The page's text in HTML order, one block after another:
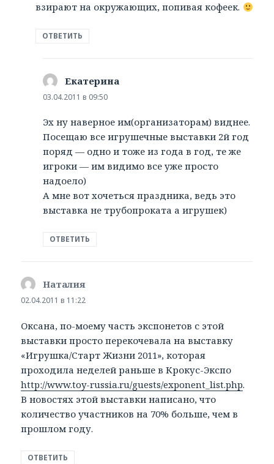
взирают на окружающих, попивая кофеек.
ОТВЕТИТЬ
Екатерина
03.04.2011 в 09:50
Эх ну наверное им(организаторам) виднее.
Посещаю все игрушечные выставки 2й год
поряд — одно и тоже из года в год, те же
игроки — им видимо все уже просто
надоело)
А мне вот хочеться праздника, ведь это
выставка не трубопроката а игрушек)
ОТВЕТИТЬ
Наталия
02.04.2011 в 11:22
Оксана, по-моему часть экспонетов с этой
выставки просто перекочевала на выставку
«Игрушка/Старт Жизни 2011», которая
проходила неделей раньше в Крокус-Экспо
http://www.toy-russia.ru/guests/exponent_list.php.
В новостях этой выставки написано, что
количество участников на 70% больше, чем в
прошлом году.
ОТВЕТИТЬ